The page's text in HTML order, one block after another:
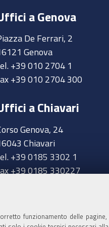
funzionamento delle
a Genova
De Ferrari, 2
Genova
+39 010 2704 1
+39 010 2704 300
a Chiavari
Genova, 24
Chiavari
+39 0185 3302 1
+39 0185 330227